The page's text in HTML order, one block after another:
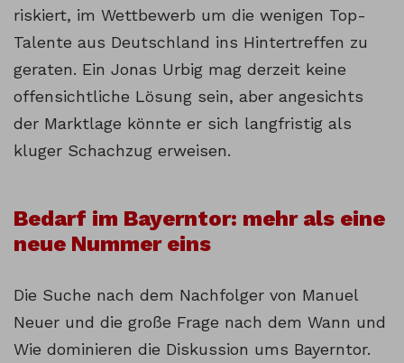
riskiert, im Wettbewerb um die wenigen Top-
Talente aus Deutschland ins Hintertreffen zu
geraten. Ein Jonas Urbig mag derzeit keine
offensichtliche Lösung sein, aber angesichts
der Marktlage könnte er sich langfristig als
kluger Schachzug erweisen.
Bedarf im Bayerntor: mehr als eine
neue Nummer eins
Die Suche nach dem Nachfolger von Manuel
Neuer und die große Frage nach dem Wann und
Wie dominieren die Diskussion ums Bayerntor.